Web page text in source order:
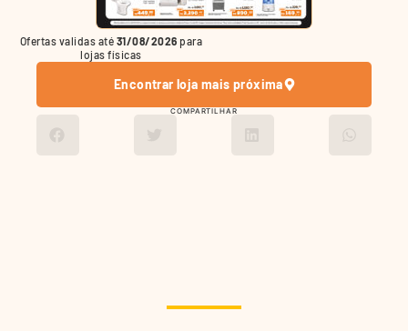
Ofertas validas até 31/08/2026 para
lojas físicas
Encontrar loja mais próxima
COMPARTILHAR